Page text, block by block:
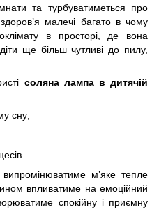
та турбуватиметься про
малечі багато в чому
в просторі, де вона
ще більш чутливі до пилу,
соляна лампа в дитячій
сну;
м’яке тепле
впливатиме на емоційний
спокійну і приємну